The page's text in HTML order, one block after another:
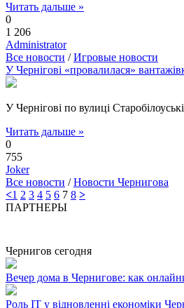
Читать дальше »
0
1 206
Administrator
Все новости /Игровые новости
У Чернігові «провалилася»
У Чернігові по вулиці
Читать дальше »
0
755
Joker
Все новости /Новости Чернигова
<1 2 3 4 5 6 7 8 >
ПАРТНЕРЫ
Чернигов сегодня
Вечер дома в Чернигове: как
Роль ІТ у відновленні економіки